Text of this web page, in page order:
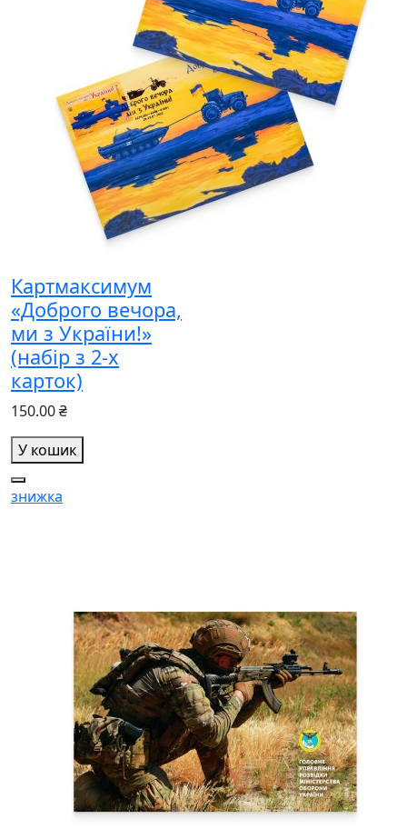
Картмаксимум
«Доброго вечора,
ми з України!»
(набір з 2-х
карток)
150.00 ₴
У кошик
знижка